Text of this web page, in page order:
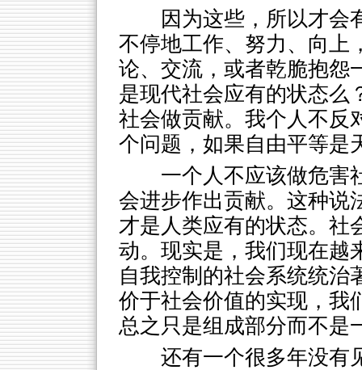
因为这些，所以才会
不停地工作、努力、向上
论、交流，或者乾脆抱怨
是现代社会应有的状态么
社会做贡献。我个人不反
个问题，如果自由平等是
一个人不应该做危害
会进步作出贡献。这种说
才是人类应有的状态。社
动。现实是，我们现在越
自我控制的社会系统统治
价于社会价值的实现，我
总之只是组成部分而不是
还有一个很多年没有